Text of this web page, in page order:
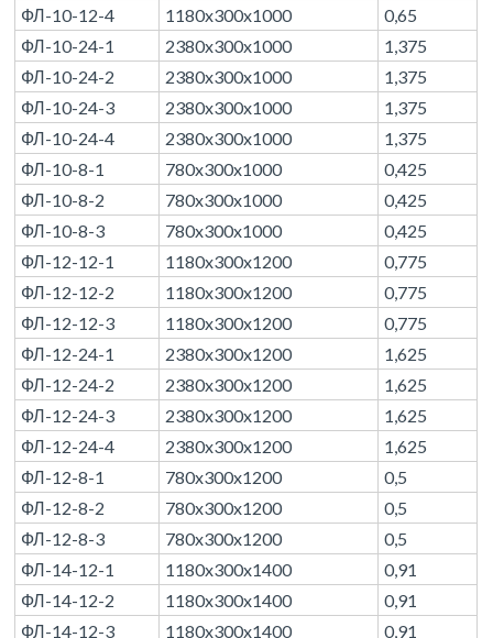
ФЛ-10-12-4
1180x300x1000
0,65
ФЛ-10-24-1
2380x300x1000
1,375
ФЛ-10-24-2
2380x300x1000
1,375
ФЛ-10-24-3
2380x300x1000
1,375
ФЛ-10-24-4
2380x300x1000
1,375
ФЛ-10-8-1
780x300x1000
0,425
ФЛ-10-8-2
780x300x1000
0,425
ФЛ-10-8-3
780x300x1000
0,425
ФЛ-12-12-1
1180x300x1200
0,775
ФЛ-12-12-2
1180x300x1200
0,775
ФЛ-12-12-3
1180x300x1200
0,775
ФЛ-12-24-1
2380x300x1200
1,625
ФЛ-12-24-2
2380x300x1200
1,625
ФЛ-12-24-3
2380x300x1200
1,625
ФЛ-12-24-4
2380x300x1200
1,625
ФЛ-12-8-1
780x300x1200
0,5
ФЛ-12-8-2
780x300x1200
0,5
ФЛ-12-8-3
780x300x1200
0,5
ФЛ-14-12-1
1180x300x1400
0,91
ФЛ-14-12-2
1180x300x1400
0,91
ФЛ-14-12-3
1180x300x1400 0,91